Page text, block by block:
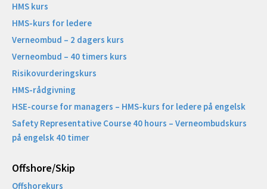
HMS kurs
HMS-kurs for ledere
Verneombud – 2 dagers kurs
Verneombud – 40 timers kurs
Risikovurderingskurs
HMS-rådgivning
HSE-course for managers – HMS-kurs for ledere på engelsk
Safety Representative Course 40 hours – Verneombudskurs
på engelsk 40 timer
Offshore/Skip​
Offshorekurs